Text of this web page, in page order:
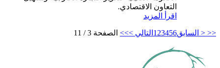
التعاون الاقتصادي.
اقرأ المزيد
<< < السابق 1 23456 التالي >>> الصفحة 3 / 11